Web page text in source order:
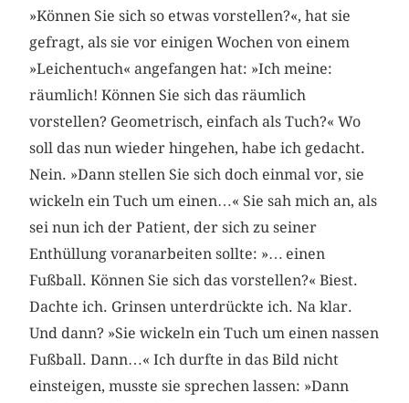
»Können Sie sich so etwas vorstellen?«, hat sie
gefragt, als sie vor einigen Wochen von einem
»Leichentuch« angefangen hat: »Ich meine:
räumlich! Können Sie sich das räumlich
vorstellen? Geometrisch, einfach als Tuch?« Wo
soll das nun wieder hingehen, habe ich gedacht.
Nein. »Dann stellen Sie sich doch einmal vor, sie
wickeln ein Tuch um einen…« Sie sah mich an, als
sei nun ich der Patient, der sich zu seiner
Enthüllung voranarbeiten sollte: »… einen
Fußball. Können Sie sich das vorstellen?« Biest.
Dachte ich. Grinsen unterdrückte ich. Na klar.
Und dann? »Sie wickeln ein Tuch um einen nassen
Fußball. Dann…« Ich durfte in das Bild nicht
einsteigen, musste sie sprechen lassen: »Dann